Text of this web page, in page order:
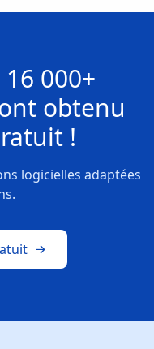
16 000+
obtenu
!
logicielles adaptées